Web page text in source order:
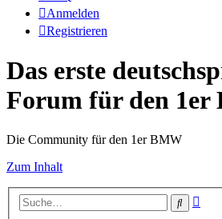
Anmelden
Registrieren
Das erste
Forum für den 1er
Die Community für den 1er BMW
Zum Inhalt
Suche